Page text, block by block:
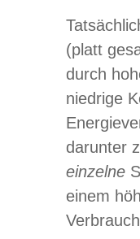
(platt
durch
nied­rige
dar­un­ter
ein­zelne
einem